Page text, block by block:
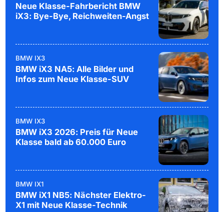
Neue Klasse-Fahrbericht BMW
iX3: Bye-Bye, Reichweiten-Angst
BMW IX3
BMW iX3 NA5: Alle Bilder und
Infos zum Neue Klasse-SUV
BMW IX3
BMW iX3 2026: Preis für Neue
Klasse bald ab 60.000 Euro
BMW IX1
BMW iX1 NB5: Nächster Elektro-
X1 mit Neue Klasse-Technik